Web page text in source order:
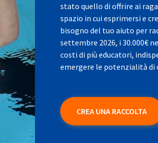
stato quello di offrire ai
spazio in cui esprimersi e
bisogno del tuo aiuto per
settembre 2026, i 30.000€
costi di più educatori,
emergere le potenzialità di
CREA UNA RACCOLTA